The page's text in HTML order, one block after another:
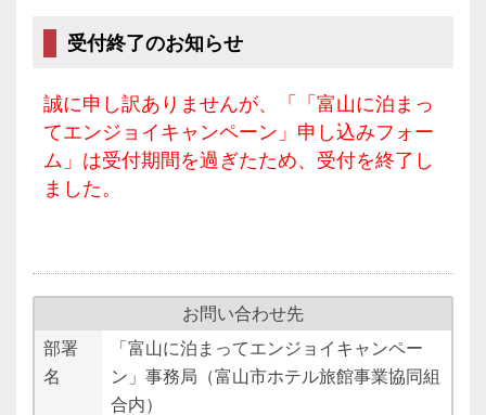
受付終了のお知らせ
誠に申し訳ありませんが、「「富山に泊まっ
てエンジョイキャンペーン」申し込みフォー
ム」は受付期間を過ぎたため、受付を終了し
ました。
お問い合わせ先
部署
名
「富山に泊まってエンジョイキャンペー
ン」事務局（富山市ホテル旅館事業協同組
合内）